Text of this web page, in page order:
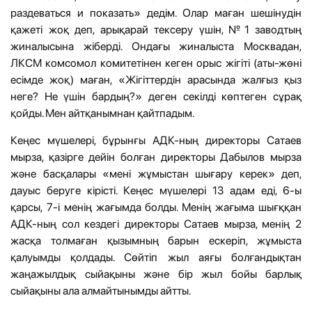
раздеваться и показать» дедім. Олар маған шешінудін
қажеті жоқ деп, арықарай тексеру үшін, №1 заводтың
жиналысына жіберді. Ондағы жиналыста Москвадан,
ЛКСМ комсомол комитетінен кеген орыс жігіті (аты-жөні
есімде жоқ) маған, «Жігіттердін арасында жалғыз қыз
неге? Не үшін бардың?» деген секілді көптеген сұрақ
қойды. Мен айтқанымнан қайтпадым.
Кеңес мүшелері, бұрынғы АДК-ның директоры Сатаев
мырза, қазірге дейін болған директоры Дабылов мырза
және басқалары «мені жұмыстан шығару керек» деп,
дауыс беруге кірісті. Кеңес мүшелері 13 адам еді, 6-ы
қарсы, 7-і менің жағымда болды. Менің жағыма шығққан
АДК-ның сол кездегі директоры Сатаев мырза, менің 2
жасқа толмаған қызымның барын ескеріп, жұмыста
қалуымды қолдады. Сөйтіп жыл аяғы болғандықтан
жаңажылдық сыйақыны және бір жыл бойы барлық
сыйақыны ала алмайтынымды айтты.